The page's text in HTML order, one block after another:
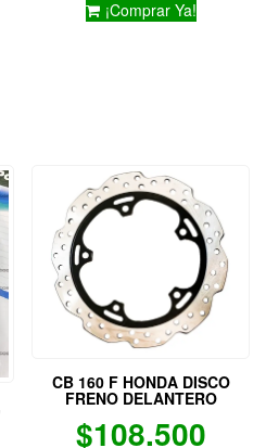
¡Comprar Ya!
CB 160 F HONDA DISCO
FRENO DELANTERO
$108.500